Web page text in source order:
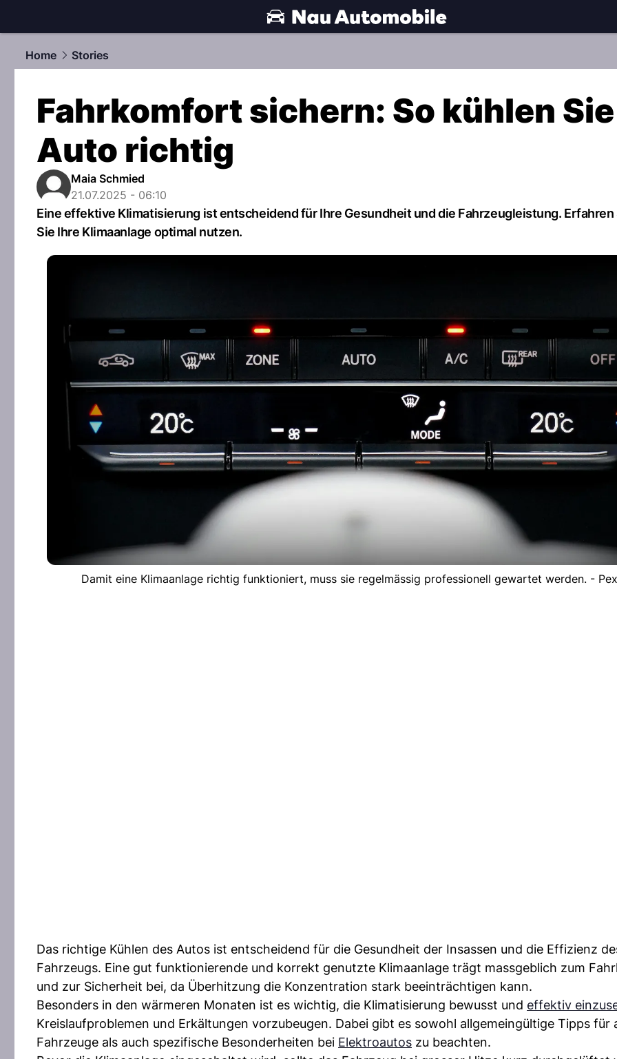
automobile.NAU.ch
Home
Stories
Fahrkomfort sichern: So kühlen
Auto richtig
Maia Schmied
21.07.2025 - 06:10
Eine effektive Klimatisierung ist entscheidend für Ihre Gesundheit und die Fahrzeugleistung. Erfahren
Sie Ihre Klimaanlage optimal nutzen.
Damit eine Klimaanlage richtig funktioniert, muss sie regelmässig professionell gewartet werden. -
Das richtige Kühlen des Autos ist entscheidend für die Gesundheit der Insassen und die Effizienz
Fahrzeugs. Eine gut funktionierende und korrekt genutzte Klimaanlage trägt massgeblich zum
und zur Sicherheit bei, da Überhitzung die Konzentration stark beeinträchtigen kann.
Besonders in den wärmeren Monaten ist es wichtig, die Klimatisierung bewusst und effektiv
Kreislaufproblemen und Erkältungen vorzubeugen. Dabei gibt es sowohl allgemeingültige Tipps für
Fahrzeuge als auch spezifische Besonderheiten bei Elektroautos zu beachten.